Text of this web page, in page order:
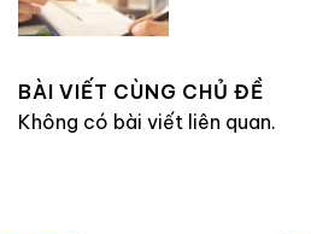
BÀI VIẾT CÙNG CHỦ ĐỀ
Không có bài viết liên quan.